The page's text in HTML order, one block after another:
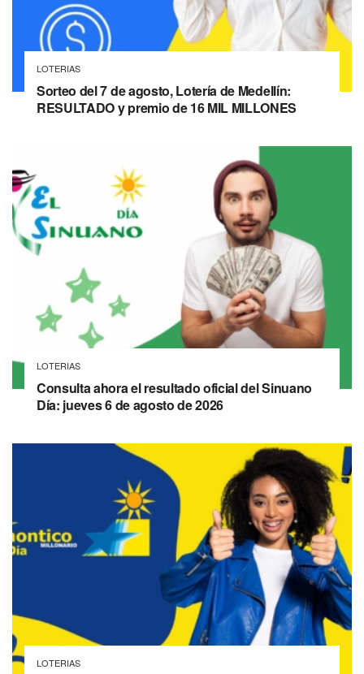
LOTERIAS
Sorteo del 7 de agosto, Lotería de Medellín:
RESULTADO y premio de 16 MIL MILLONES
LOTERIAS
Consulta ahora el resultado oficial del Sinuano
Día: jueves 6 de agosto de 2026
LOTERIAS